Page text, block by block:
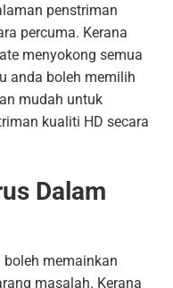
penstriman
percuma. Kerana
menyokong semua
anda boleh memilih
mudah untuk
kualiti HD secara
Dalam
memainkan
masalah. Kerana